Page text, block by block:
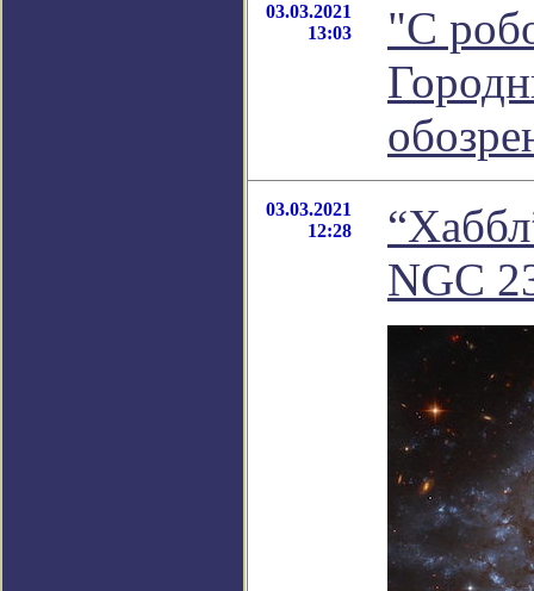
03.03.2021
13:03
"С
03.03.2021
12:28
NGC